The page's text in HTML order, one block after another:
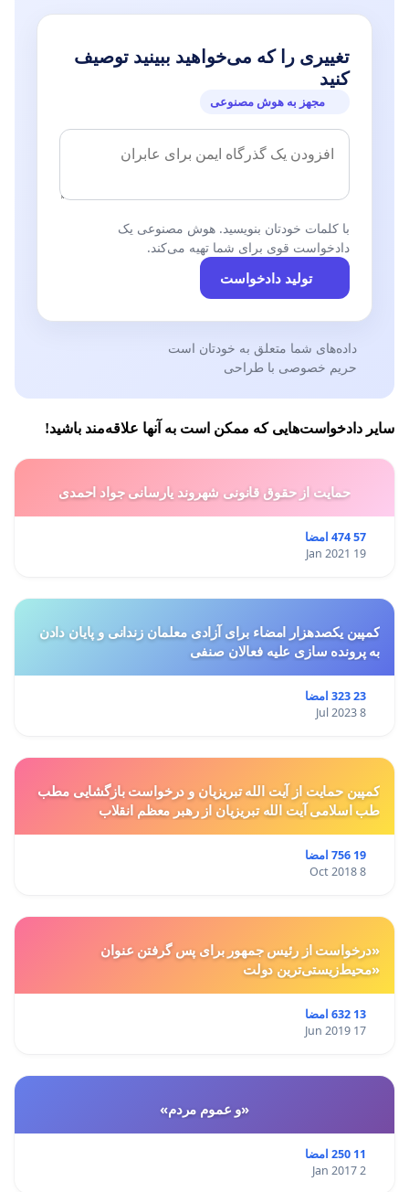
تغییری را که می‌خواهید ببینید توصیف
کنید
مجهز به هوش مصنوعی
با کلمات خودتان بنویسید. هوش مصنوعی یک
دادخواست قوی برای شما تهیه می‌کند.
تولید دادخواست
داده‌های شما متعلق به خودتان است
حریم خصوصی با طراحی
سایر دادخواست‌هایی که ممکن است به آنها علاقه‌مند باشید!
حمایت از حقوق قانونی شهروند یارسانی جواد احمدی
57 474 امضا
19 Jan 2021
کمپین یکصدهزار امضاء برای آزادی معلمان زندانی و پایان دادن
به پرونده سازی علیه فعالان صنفی
23 323 امضا
8 Jul 2023
کمپین حمایت از آیت الله تبریزیان و درخواست بازگشایی مطب
طب اسلامی آیت الله تبریزیان از رهبر معظم انقلاب
19 756 امضا
8 Oct 2018
«درخواست از رئیس جمهور برای پس گرفتن عنوان
«محیط‌زیستی‌ترین دولت
13 632 امضا
17 Jun 2019
«و عموم مردم»
11 250 امضا
2 Jan 2017